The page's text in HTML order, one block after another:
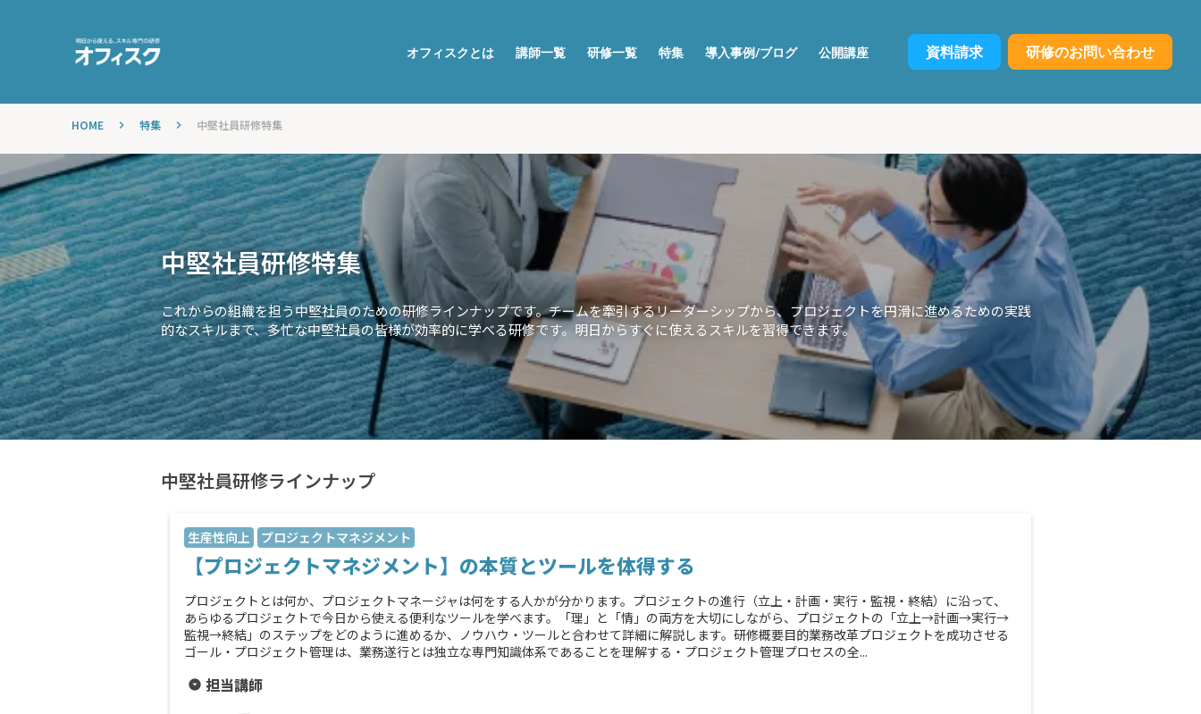
HOME keyboard_arrow_right 特集 keyboard_arrow_right 中堅社員研修特集
中堅社員研修特集
これからの組織を担う中堅社員のための研修ラインナップです。チームを牽引するリーダーシップから、プロジェクトを円滑に進めるための実践
的なスキルまで、多忙な中堅社員の皆様が効率的に学べる研修です。明日からすぐに使えるスキルを習得できます。
中堅社員研修ラインナップ
生産性向上 プロジェクトマネジメント
【プロジェクトマネジメント】の本質とツールを体得する
プロジェクトとは何か、プロジェクトマネージャは何をする人かが分かります。プロジェクトの進行（立上・計画・実行・監視・終結）に沿って、
あらゆるプロジェクトで今日から使える便利なツールを学べます。「理」と「情」の両方を大切にしながら、プロジェクトの「立上→計画→実行→
監視→終結」のステップをどのように進めるか、ノウハウ・ツールと合わせて詳細に解説します。研修概要目的業務改革プロジェクトを成功させる
ゴール・プロジェクト管理は、業務遂行とは独立な専門知識体系であることを理解する・プロジェクト管理プロセスの全...
arrow_drop_down_circle 担当講師
オフィスクとは 講師一覧 研修一覧 特集 導入事例/ブログ 公開講座 資料請求 研修のお問い合わせ